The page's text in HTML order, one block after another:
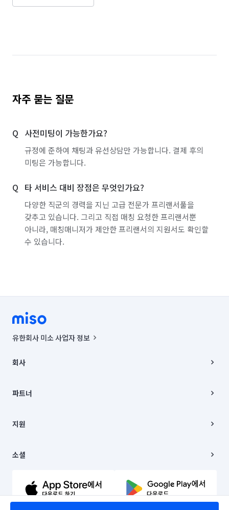
자주 묻는 질문
사전미팅이 가능한가요?
규정에 준하여 채팅과 유선상담만 가능합니다. 결제 후의
미팅은 가능합니다.
타 서비스 대비 장점은 무엇인가요?
다양한 직군의 경력을 지닌 고급 전문가 프리랜서풀을
갖추고 있습니다. 그리고 직접 매칭 요청한 프리랜서뿐
아니라, 매칭매니저가 제안한 프리랜서의 지원서도 확인할
수 있습니다.
유한회사 미소 사업자 정보
00019 |
주소 | 본사: 서울특별시 종로구 율곡로 6(중학동, 트윈트리빌딩) B동 5층
컨택센터 : 서울특별시 종로구 수송동 율곡로 24, 7층, 8층 미소
상품, 상품정보, 거래에 관한 의무와 책임은 거래당사자에게 있습니다.
언론 보도 관련 문의:
© 유한회사 미소. Miso, Inc. All Rights Reserved.
회사
채용
파트너
이사
지원
이용약관
문의하기
소셜
유튜브